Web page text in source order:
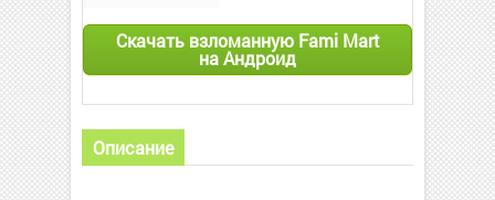
Скачать взломанную Fami Mart
на Андроид
Описание